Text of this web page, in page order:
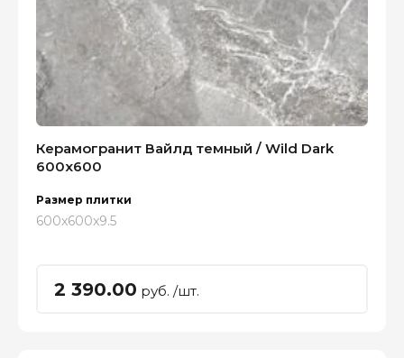
Керамогранит Вайлд темный / Wild Dark
600x600
Размер плитки
600x600x9.5
2 390.00 руб. /шт.